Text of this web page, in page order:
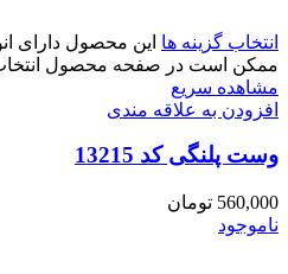
انتخاب گزینه ها این محصول دارای
ممکن است در صفحه محصول
مشاهده سریع
افزودن به علاقه مندی
وست پلنگی کد 13215
560,000 تومان
ناموجود